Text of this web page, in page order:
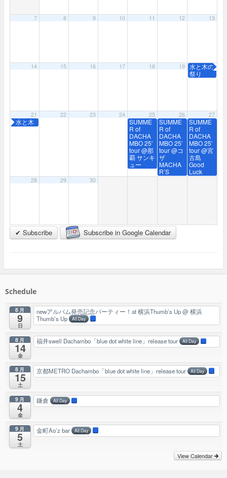
7 8 9 10 11 12 13
14 15 16 17 18 19 20
水と木の
祭り
21
水と木
の祭り
22 23 24 25
SUMME
R of
DACHA
MBO 25′
tour @那
覇 サンキ
ュー
26
SUMME
R of
DACHA
MBO 25′
tour @コ
ザ
MACHA
R’S
27
SUMME
R of
DACHA
MBO 25′
tour @宮
古島
Good
Luck
28 29 30
✔ Subscribe Subscribe in Google Calendar
Schedule
8月
9
日
newアルバム発売記念パーティー！at 横浜Thumb’s Up@ 横浜
Thumb’s Up
All Day
8月
14
金
福井swell Dachambo「blue dot white line」release tour All Day
8月
15
土
京都METRO Dachambo「blue dot white line」release tour All Day
9月
4
金
鎌倉 All Day
9月
5
土
金町Ao’z bar All Day
View Calendar